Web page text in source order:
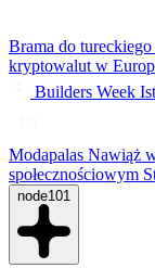
Brama do tureckiego
kryptowalut w
Builders Week
Modapalas Nawiąż
społecznościowym
node101